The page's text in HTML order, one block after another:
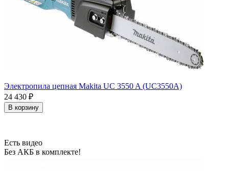
Электропила цепная Makita UC 3550 A (UC3550A)
24 430 ₽
В корзину
Есть видео
Без АКБ в комплекте!